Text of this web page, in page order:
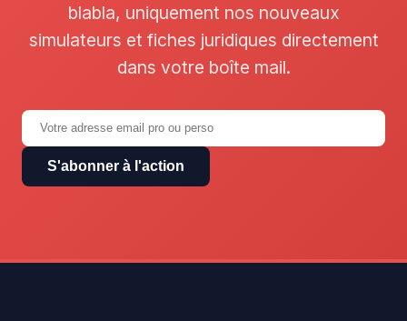
blabla, uniquement nos nouveaux
simulateurs et fiches juridiques directement
dans votre boîte mail.
S'abonner à l'action